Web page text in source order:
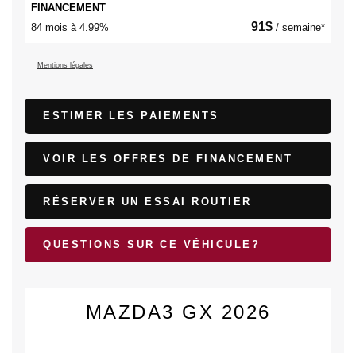
FINANCEMENT
84 mois à 4.99%
91$ / semaine*
Mentions légales
ESTIMER LES PAIEMENTS
VOIR LES OFFRES DE FINANCEMENT
RÉSERVER UN ESSAI ROUTIER
QUESTIONS SUR CE VÉHICULE?
MAZDA3 GX 2026